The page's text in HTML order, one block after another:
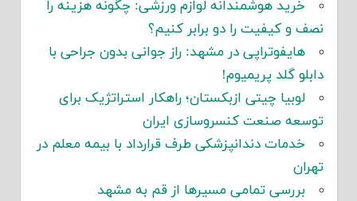
خرید هوشمندانه لوازم ورزشی: چگونه هزینه را
نصف و کیفیت را دو برابر کنیم؟
هایفوتراپی در مشهد: راز جوانی بدون جراحی با
دابلو گلد پریمیوم!
لوبیا چیتی ازبکستان؛ راهکار استراتژیک برای
توسعه صنعت کنسروسازی ایران
خدمات دندانپزشکی طرف قرارداد با بیمه معلم در
تهران
بررسی تمامی مسیرها از قم به مشهد